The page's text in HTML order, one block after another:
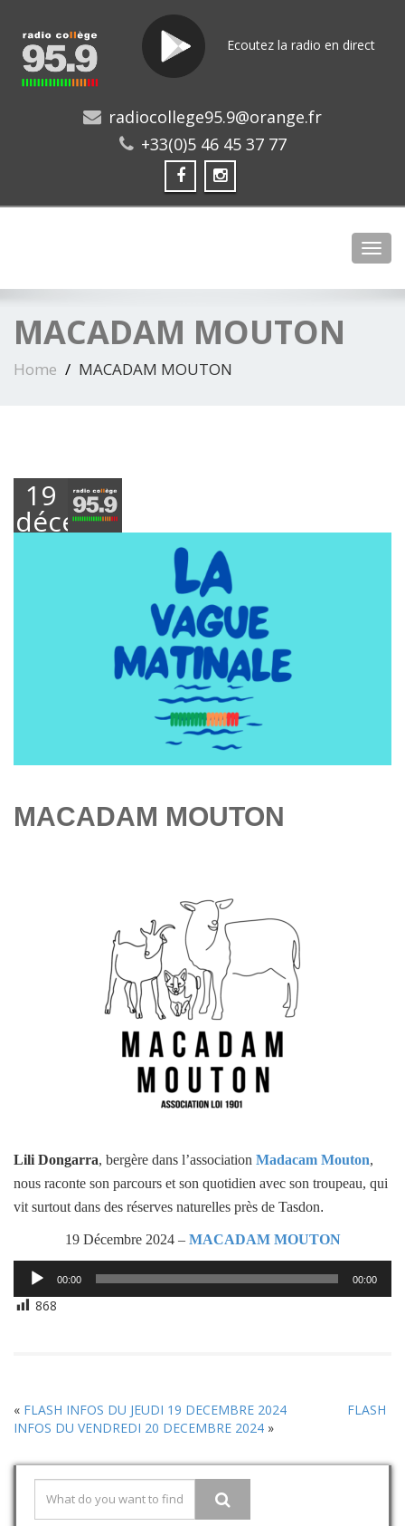
Ecoutez la radio en direct
radiocollege95.9@orange.fr
+33(0)5 46 45 37 77
MACADAM MOUTON
Home MACADAM MOUTON
19
décembre
MACADAM MOUTON
Lili Dongarra, bergère dans l’association Madacam Mouton,
nous raconte son parcours et son quotidien avec son troupeau, qui
vit surtout dans des réserves naturelles près de Tasdon.
19 Décembre 2024 – MACADAM MOUTON
Lecteur
audio
00:00 00:00
868
« FLASH INFOS DU JEUDI 19 DECEMBRE 2024
FLASH
INFOS DU VENDREDI 20 DECEMBRE 2024 »